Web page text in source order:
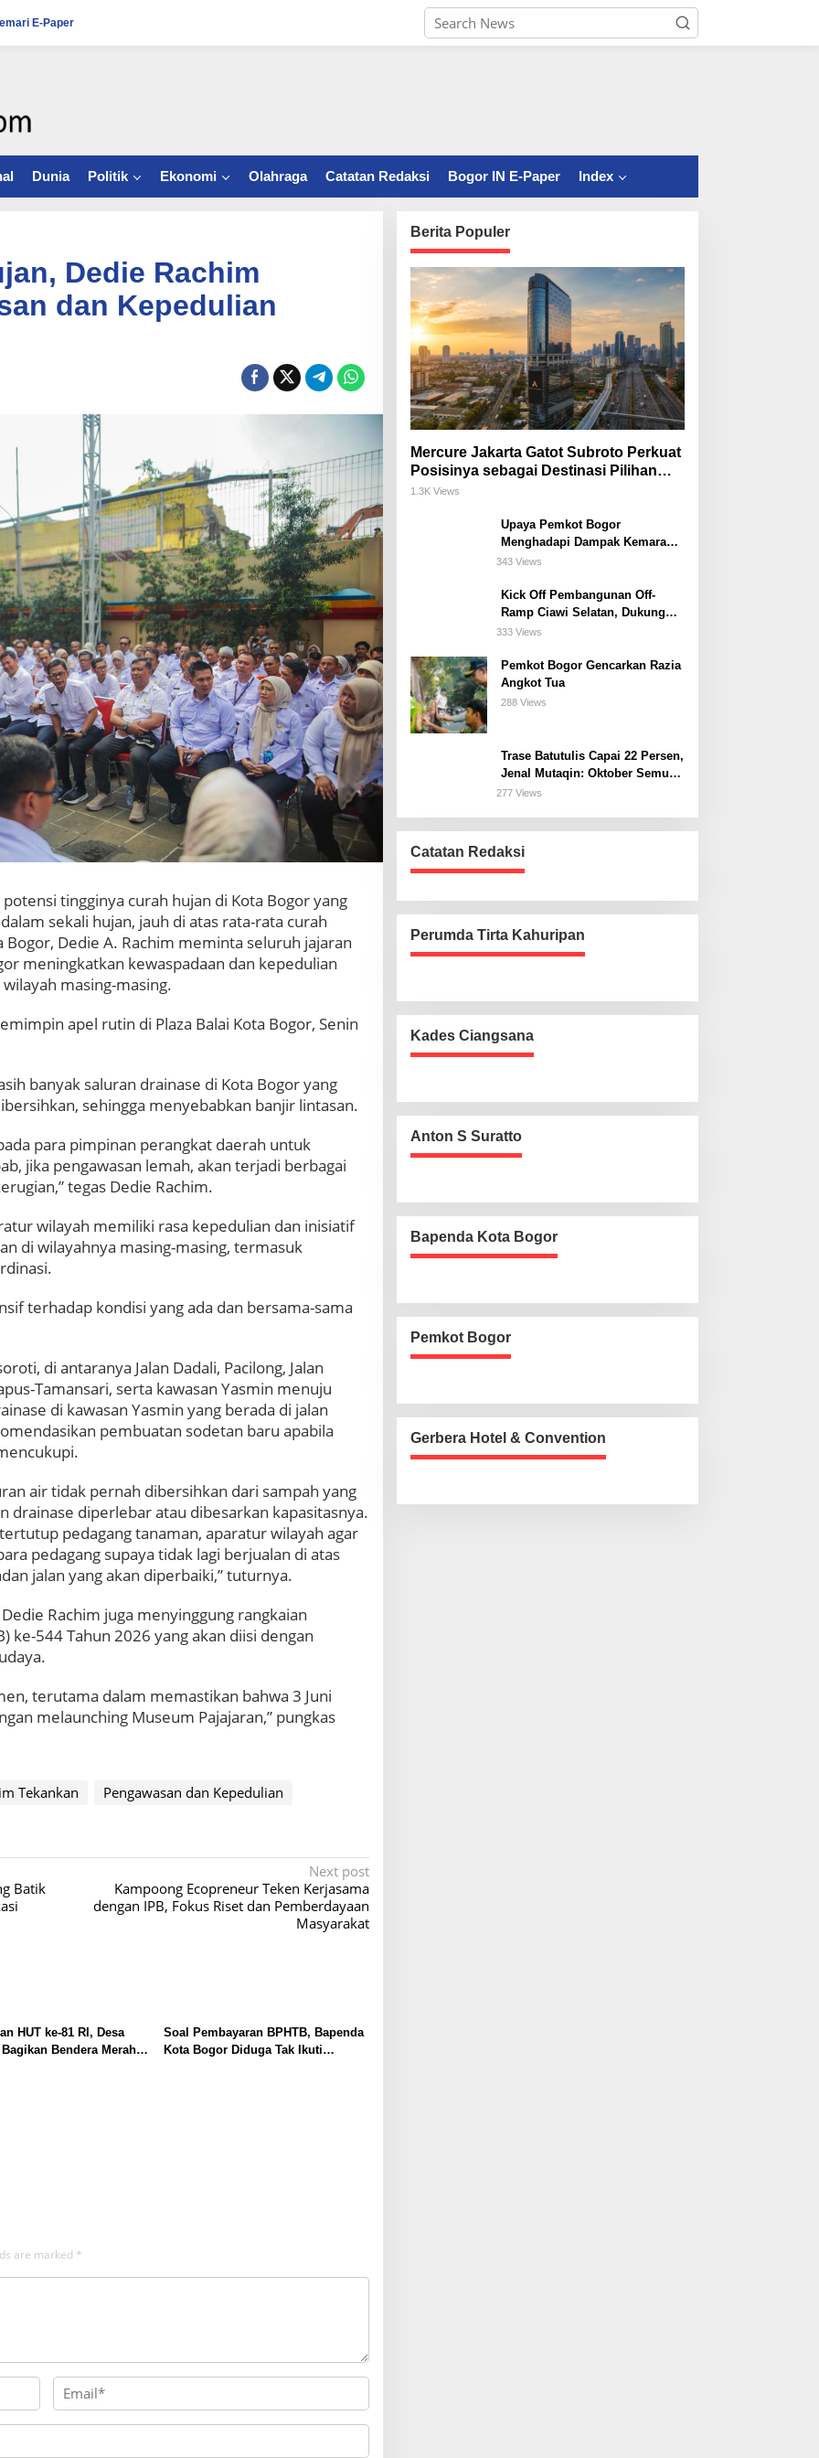
E-Paper
Dunia Politik Ekonomi Olahraga Catatan Redaksi Bogor IN E-Paper Index
Dedie Rachim
dan Kepedulian
tingginya curah hujan di Kota Bogor yang
sekali hujan, jauh di atas rata-rata curah
Dedie A. Rachim meminta seluruh jajaran
meningkatkan kewaspadaan dan kepedulian
masing-masing.
apel rutin di Plaza Balai Kota Bogor, Senin
banyak saluran drainase di Kota Bogor yang
sehingga menyebabkan banjir lintasan.
para pimpinan perangkat daerah untuk
jika pengawasan lemah, akan terjadi berbagai
tegas Dedie Rachim.
wilayah memiliki rasa kepedulian dan inisiatif
di wilayahnya masing-masing, termasuk
terhadap kondisi yang ada dan bersama-sama
di antaranya Jalan Dadali, Pacilong, Jalan
Tamansari, serta kawasan Yasmin menuju
di kawasan Yasmin yang berada di jalan
pembuatan sodetan baru apabila
air tidak pernah dibersihkan dari sampah yang
drainase diperlebar atau dibesarkan kapasitasnya.
pedagang tanaman, aparatur wilayah agar
pedagang supaya tidak lagi berjualan di atas
jalan yang akan diperbaiki,” tuturnya.
Rachim juga menyinggung rangkaian
ke-544 Tahun 2026 yang akan diisi dengan
terutama dalam memastikan bahwa 3 Juni
melaunching Museum Pajajaran,” pungkas
Tekankan
Pengawasan dan Kepedulian
Batik
Next post
Kampoong Ecopreneur Teken Kerjasama
dengan IPB, Fokus Riset dan Pemberdayaan
Masyarakat
HUT ke-81 RI, Desa
Bendera Merah
Soal Pembayaran BPHTB, Bapenda
Kota Bogor Diduga Tak Ikuti
are marked *
Berita Populer
Mercure Jakarta Gatot Subroto Perkuat
Posisinya sebagai Destinasi Pilihan
untuk Bisnis, Staycation, Meeting, dan
1.3K Views
Upaya Pemkot Bogor
Menghadapi Dampak Kemarau
Panjang
343 Views
Kick Off Pembangunan Off-
Ramp Ciawi Selatan, Dukung
Konektivitas Antarwilayah di
333 Views
Pemkot Bogor Gencarkan Razia
Angkot Tua
288 Views
Trase Batutulis Capai 22 Persen,
Jenal Mutaqin: Oktober Semua
Harus Beres
277 Views
Catatan Redaksi
Perumda Tirta Kahuripan
Kades Ciangsana
Anton S Suratto
Bapenda Kota Bogor
Pemkot Bogor
Gerbera Hotel & Convention